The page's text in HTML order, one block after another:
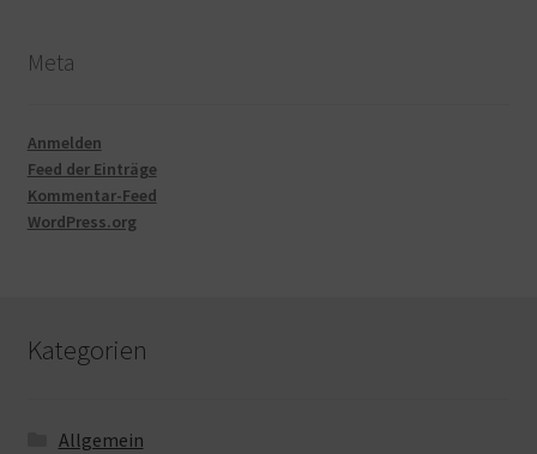
Meta
Anmelden
Feed der Einträge
Kommentar-Feed
WordPress.org
Kategorien
Allgemein